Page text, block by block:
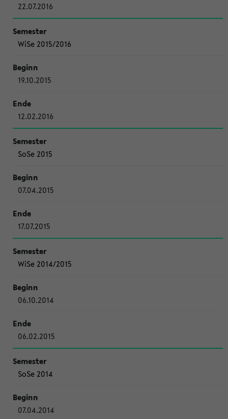
22.07.2016
WiSe 2015/2016
19.10.2015
12.02.2016
SoSe 2015
07.04.2015
17.07.2015
WiSe 2014/2015
06.10.2014
06.02.2015
SoSe 2014
07.04.2014